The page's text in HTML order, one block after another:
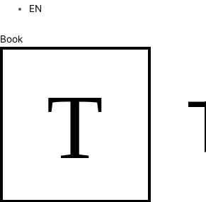
EN
Book
T